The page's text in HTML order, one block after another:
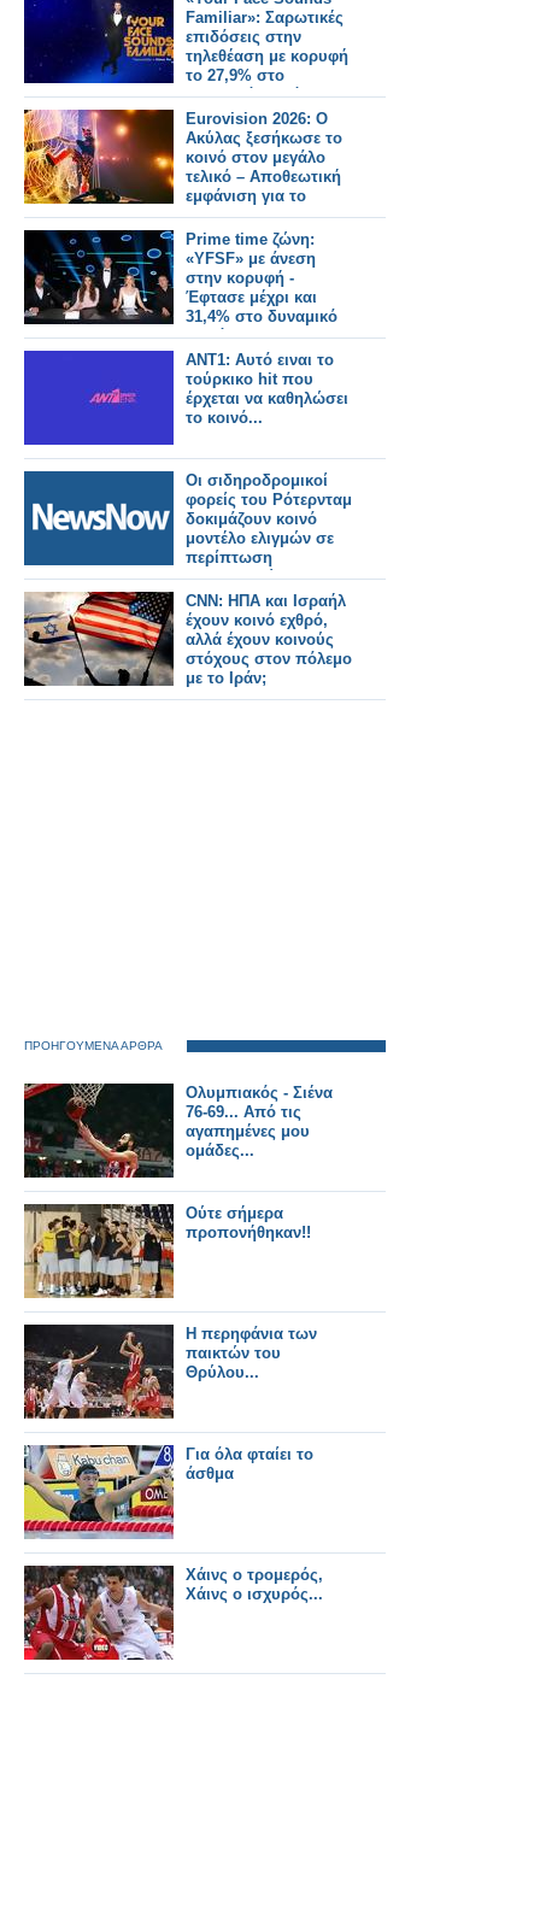
Familiar»: Σαρωτικές
επιδόσεις στην
τηλεθέαση με κορυφή
το 27,9% στο
δυναμικό κοινό
Eurovision 2026: Ο
Ακύλας ξεσήκωσε το
κοινό στον μεγάλο
τελικό – Αποθεωτική
εμφάνιση για το
«Ferto»
Prime time ζώνη:
«YFSF» με άνεση
στην κορυφή -
Έφτασε μέχρι και
31,4% στο δυναμικό
κοινό
ANT1: Αυτό ειναι το
τούρκικο hit που
έρχεται να καθηλώσει
το κοινό...
Οι σιδηροδρομικοί
φορείς του Ρότερνταμ
δοκιμάζουν κοινό
μοντέλο ελιγμών σε
περίπτωση
περιορισμών
χωρητικότητας.
CNN: ΗΠΑ και Ισραήλ
έχουν κοινό εχθρό,
αλλά έχουν κοινούς
στόχους στον πόλεμο
με το Ιράν;
ΠΡΟΗΓΟΥΜΕΝΑ ΑΡΘΡΑ
Ολυμπιακός - Σιένα
76-69... Από τις
αγαπημένες μου
ομάδες...
Ούτε σήμερα
προπονήθηκαν!!
Η περηφάνια των
παικτών του
Θρύλου...
Για όλα φταίει το
άσθμα
Χάινς ο τρομερός,
Χάινς ο ισχυρός...